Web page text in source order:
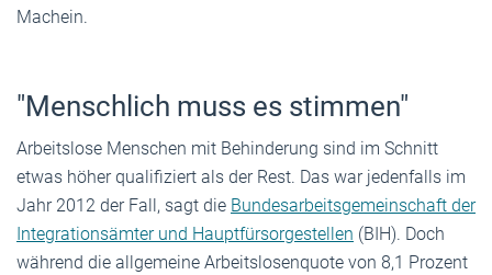
Machein.
"Menschlich muss es stimmen"
Arbeitslose Menschen mit Behinderung sind im Schnitt
etwas höher qualifiziert als der Rest. Das war jedenfalls im
Jahr 2012 der Fall, sagt die Bundesarbeitsgemeinschaft der
Integrationsämter und Hauptfürsorgestellen (BIH). Doch
während die allgemeine Arbeitslosenquote von 8,1 Prozent